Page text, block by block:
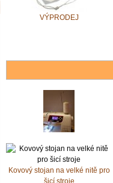
VÝPRODEJ
Kovový stojan na velké nitě pro
šicí stroje